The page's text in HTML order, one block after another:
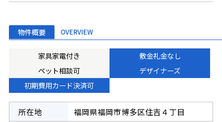
物件概要 OVERVIEW
家具家電付き
敷金礼金なし
ペット相談可
デザイナーズ
初期費用カード決済可
所在地 福岡県福岡市博多区住吉４丁目